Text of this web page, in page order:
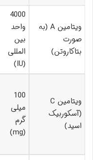
ویتامین A (به
صورت
بتاکاروتن)
4000
واحد
بین
المللی
(IU)
ویتامین C
(آسکوربیک
اسید)
100
میلی
گرم
(mg)